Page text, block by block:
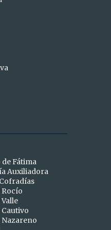
1
de Fátima
Auxiliadora
Rocío
Cautivo
Nazareno